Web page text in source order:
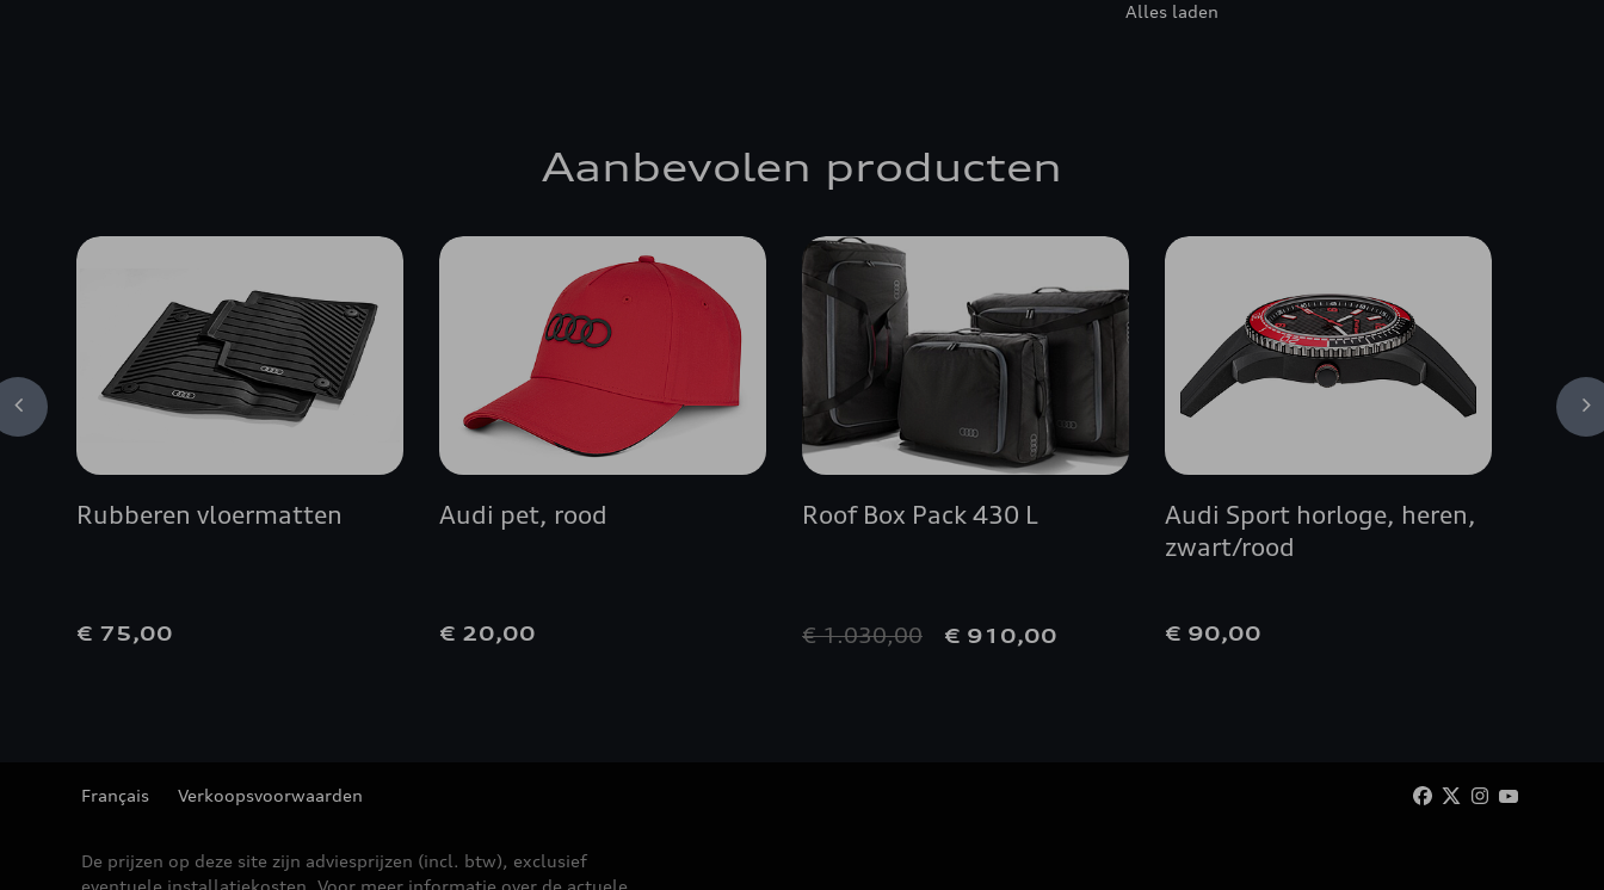
RS 4 AVANT
S4
SQ5
Alles laden
Aanbevolen producten
Rubberen vloermatten
€ 75,00
Audi pet, rood
€ 20,00
Roof Box Pack 430 L
€ 1.030,00 € 910,00
Audi Sport horloge, heren,
zwart/rood
€ 90,00
Français Verkoopsvoorwaarden
De prijzen op deze site zijn adviesprijzen (incl. btw), exclusief
eventuele installatiekosten. Voor meer informatie over de actuele